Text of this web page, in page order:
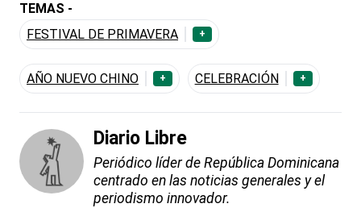
TEMAS -
FESTIVAL DE PRIMAVERA
+
AÑO NUEVO CHINO + CELEBRACIÓN +
Diario Libre
Periódico líder de República Dominicana
centrado en las noticias generales y el
periodismo innovador.